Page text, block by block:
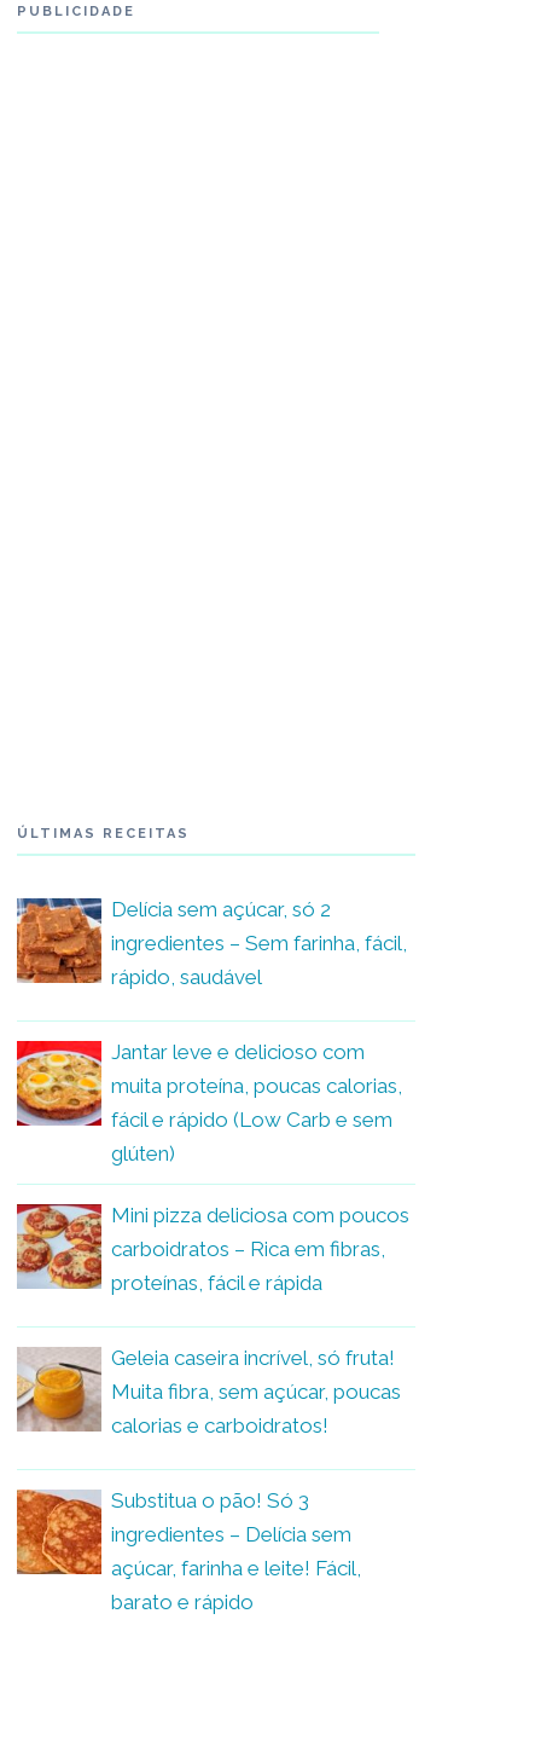
PUBLICIDADE
ÚLTIMAS RECEITAS
Delícia sem açúcar, só 2
ingredientes – Sem farinha, fácil,
rápido, saudável
Jantar leve e delicioso com
muita proteína, poucas calorias,
fácil e rápido (Low Carb e sem
glúten)
Mini pizza deliciosa com poucos
carboidratos – Rica em fibras,
proteínas, fácil e rápida
Geleia caseira incrível, só fruta!
Muita fibra, sem açúcar, poucas
calorias e carboidratos!
Substitua o pão! Só 3
ingredientes – Delícia sem
açúcar, farinha e leite! Fácil,
barato e rápido